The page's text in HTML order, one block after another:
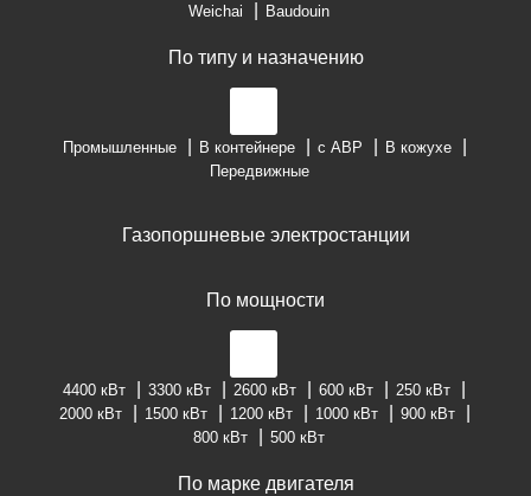
Weichai
Baudouin
По типу и назначению
Промышленные В контейнере с АВР
В кожухе
Передвижные
Газопоршневые электростанции
По мощности
4400 кВт 3300 кВт 2600 кВт 600 кВт
250 кВт
2000 кВт
1500 кВт 1200 кВт 1000 кВт
900 кВт
800 кВт
500 кВт
По марке двигателя